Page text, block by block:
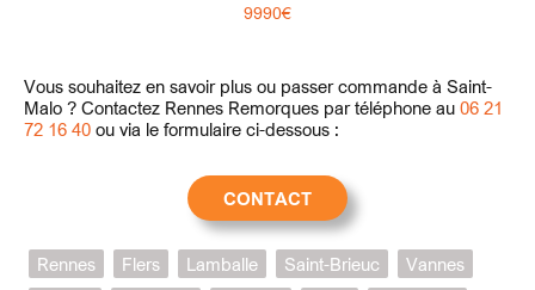
9990€
Vous souhaitez en savoir plus ou passer commande à Saint-
Malo ? Contactez Rennes Remorques par téléphone au 06 21
72 16 40 ou via le formulaire ci-dessous :
CONTACT
Rennes Flers Lamballe Saint-Brieuc
Vannes